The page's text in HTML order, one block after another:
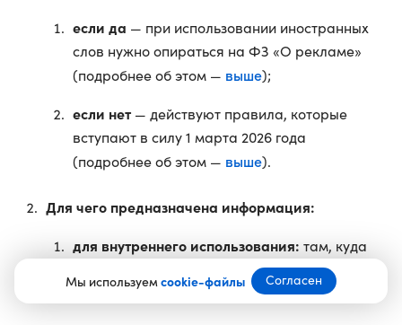
Мы используемcookie-файлы Согласен
если да — при использовании иностранных
слов нужно опираться на ФЗ «О рекламе»
(подробнее об этом — выше);
если нет — действуют правила, которые
вступают в силу 1 марта 2026 года
(подробнее об этом — выше).
Для чего предназначена информация:
для внутреннего использования: там, куда
не заходят клиенты, перевод иностранных
слов на русский не требуется;